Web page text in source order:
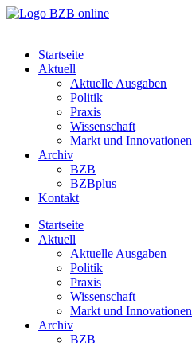
Startseite
Aktuell
Aktuelle Ausgaben
Politik
Praxis
Wissenschaft
Markt und Innovationen
Archiv
BZB
BZBplus
Kontakt
Startseite
Aktuell
Aktuelle Ausgaben
Politik
Praxis
Wissenschaft
Markt und Innovationen
Archiv
BZB